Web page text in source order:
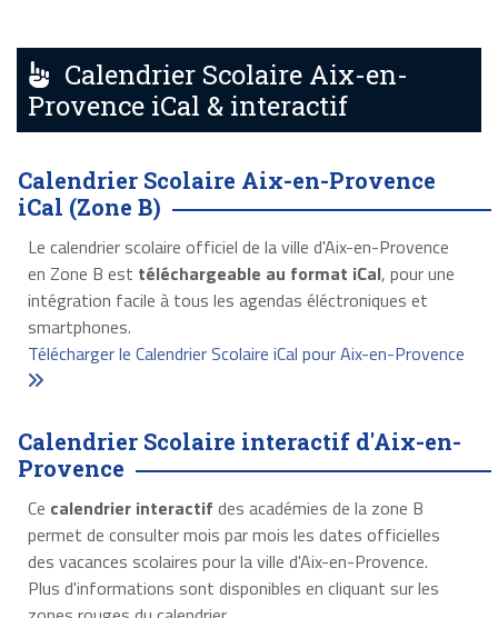
Calendrier Scolaire Aix-en-
Provence iCal & interactif
Calendrier Scolaire Aix-en-Provence
iCal (Zone B)
Le calendrier scolaire officiel de la ville d'Aix-en-Provence
en Zone B est téléchargeable au format iCal, pour une
intégration facile à tous les agendas éléctroniques et
smartphones.
Télécharger le Calendrier Scolaire iCal pour Aix-en-Provence
Calendrier Scolaire interactif d'Aix-en-
Provence
Ce calendrier interactif des académies de la zone B
permet de consulter mois par mois les dates officielles
des vacances scolaires pour la ville d'Aix-en-Provence.
Plus d'informations sont disponibles en cliquant sur les